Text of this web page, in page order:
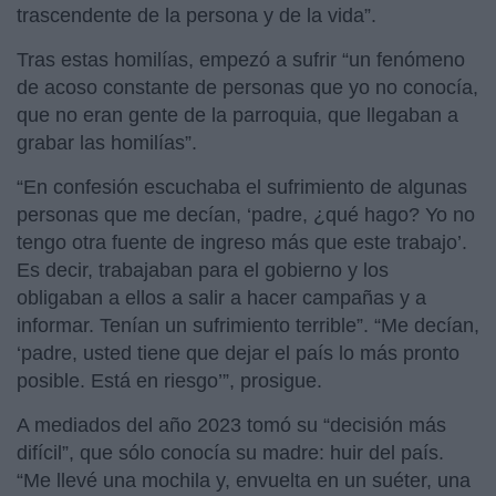
trascendente de la persona y de la vida”.
Tras estas homilías, empezó a sufrir “un fenómeno
de acoso constante de personas que yo no conocía,
que no eran gente de la parroquia, que llegaban a
grabar las homilías”.
“En confesión escuchaba el sufrimiento de algunas
personas que me decían, ‘padre, ¿qué hago? Yo no
tengo otra fuente de ingreso más que este trabajo’.
Es decir, trabajaban para el gobierno y los
obligaban a ellos a salir a hacer campañas y a
informar. Tenían un sufrimiento terrible”. “Me decían,
‘padre, usted tiene que dejar el país lo más pronto
posible. Está en riesgo’”, prosigue.
A mediados del año 2023 tomó su “decisión más
difícil”, que sólo conocía su madre: huir del país.
“Me llevé una mochila y, envuelta en un suéter, una